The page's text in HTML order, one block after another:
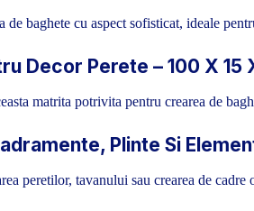
de baghete cu aspect sofisticat, ideale
Decor Perete – 100 X 15
matrita potrivita pentru crearea de
Plinte Si
peretilor, tavanului sau crearea de cadre